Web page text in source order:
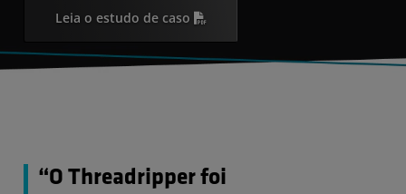
Leia o estudo de caso
“O Threadripper foi